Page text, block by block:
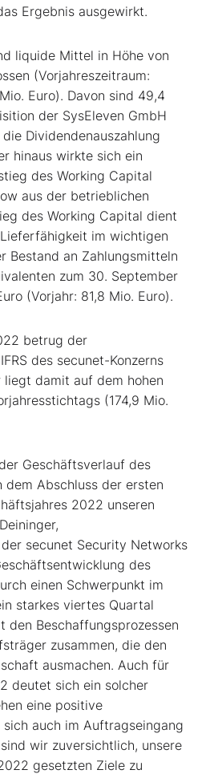
Ergebnis ausgewirkt.
liquide Mittel in Höhe von
(Vorjahreszeitraum:
Euro). Davon sind 49,4
der SysEleven GmbH
Dividendenauszahlung
hinaus wirkte sich ein
des Working Capital
aus der betrieblichen
des Working Capital dient
im wichtigen
Bestand an Zahlungsmitteln
zum 30. September
(Vorjahr: 81,8 Mio. Euro).
betrug der
des secunet-Konzerns
liegt damit auf dem hohen
(174,9 Mio.
Geschäftsverlauf des
dem Abschluss der ersten
2022 unseren
secunet Security Networks
des
einen Schwerpunkt im
starkes viertes Quartal
den Beschaffungsprozessen
zusammen, die den
ausmachen. Auch für
deutet sich ein solcher
eine positive
auch im Auftragseingang
wir zuversichtlich, unsere
gesetzten Ziele zu